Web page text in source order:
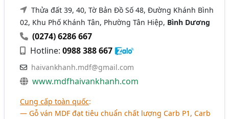
Thửa đất 39, 40, Tờ Bản Đồ Số 48, Đường Khánh Bình
02, Khu Phố Khánh Tân, Phường Tân Hiệp, Bình Dương
(0274) 6286 667
Hotline:0988 388 667
haivankhanh.mdf@gmail.com
www.mdfhaivankhanh.com
Cung cấp toàn quốc:
― Gỗ ván MDF đạt tiêu chuẩn chất lượng Carb P1, Carb